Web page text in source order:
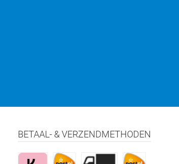
BETAAL- & VERZENDMETHODEN